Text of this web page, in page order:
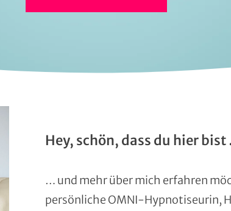
Hey, schön, dass du hier
… und mehr über mich erfahren
persönliche OMNI-Hypnotiseurin,